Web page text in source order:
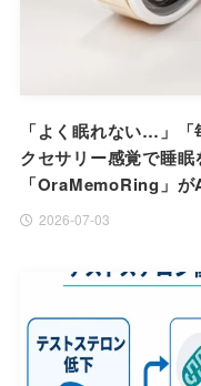
「よく眠れない…」
クセサリー感覚で睡
「OraMemoRing」
2026-07-03